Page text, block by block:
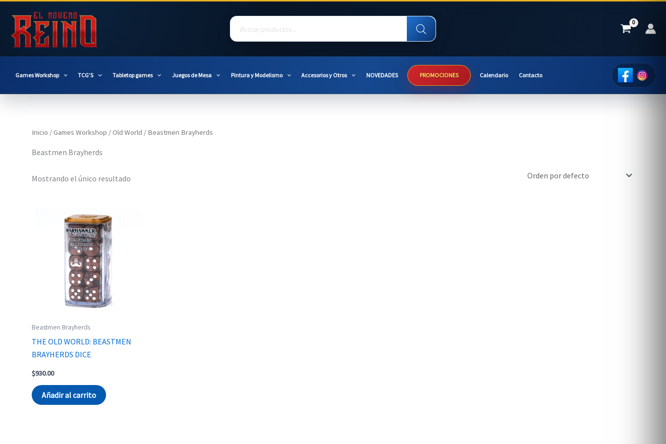
contenido
Products
search
Games Workshop TCG’S Tabletop games Juegos de Mesa Pintura y Modelismo Accesorios y Otros NOVEDADES PROMOCIONES Calendario Contacto
Inicio /Games Workshop /Old World / Beastmen Brayherds
Beastmen Brayherds
Mostrando el único resultado
Beastmen Brayherds
THE OLD WORLD: BEASTMEN
BRAYHERDS DICE
$930.00
Añadir al carrito